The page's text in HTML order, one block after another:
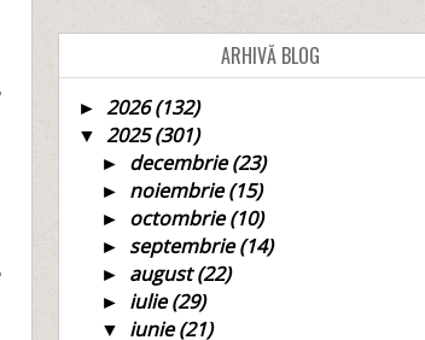
ARHIVĂ BLOG
► 2026(132)
▼ 2025(301)
► decembrie(23)
► noiembrie(15)
► octombrie(10)
► septembrie(14)
► august(22)
► iulie(29)
▼ iunie(21)